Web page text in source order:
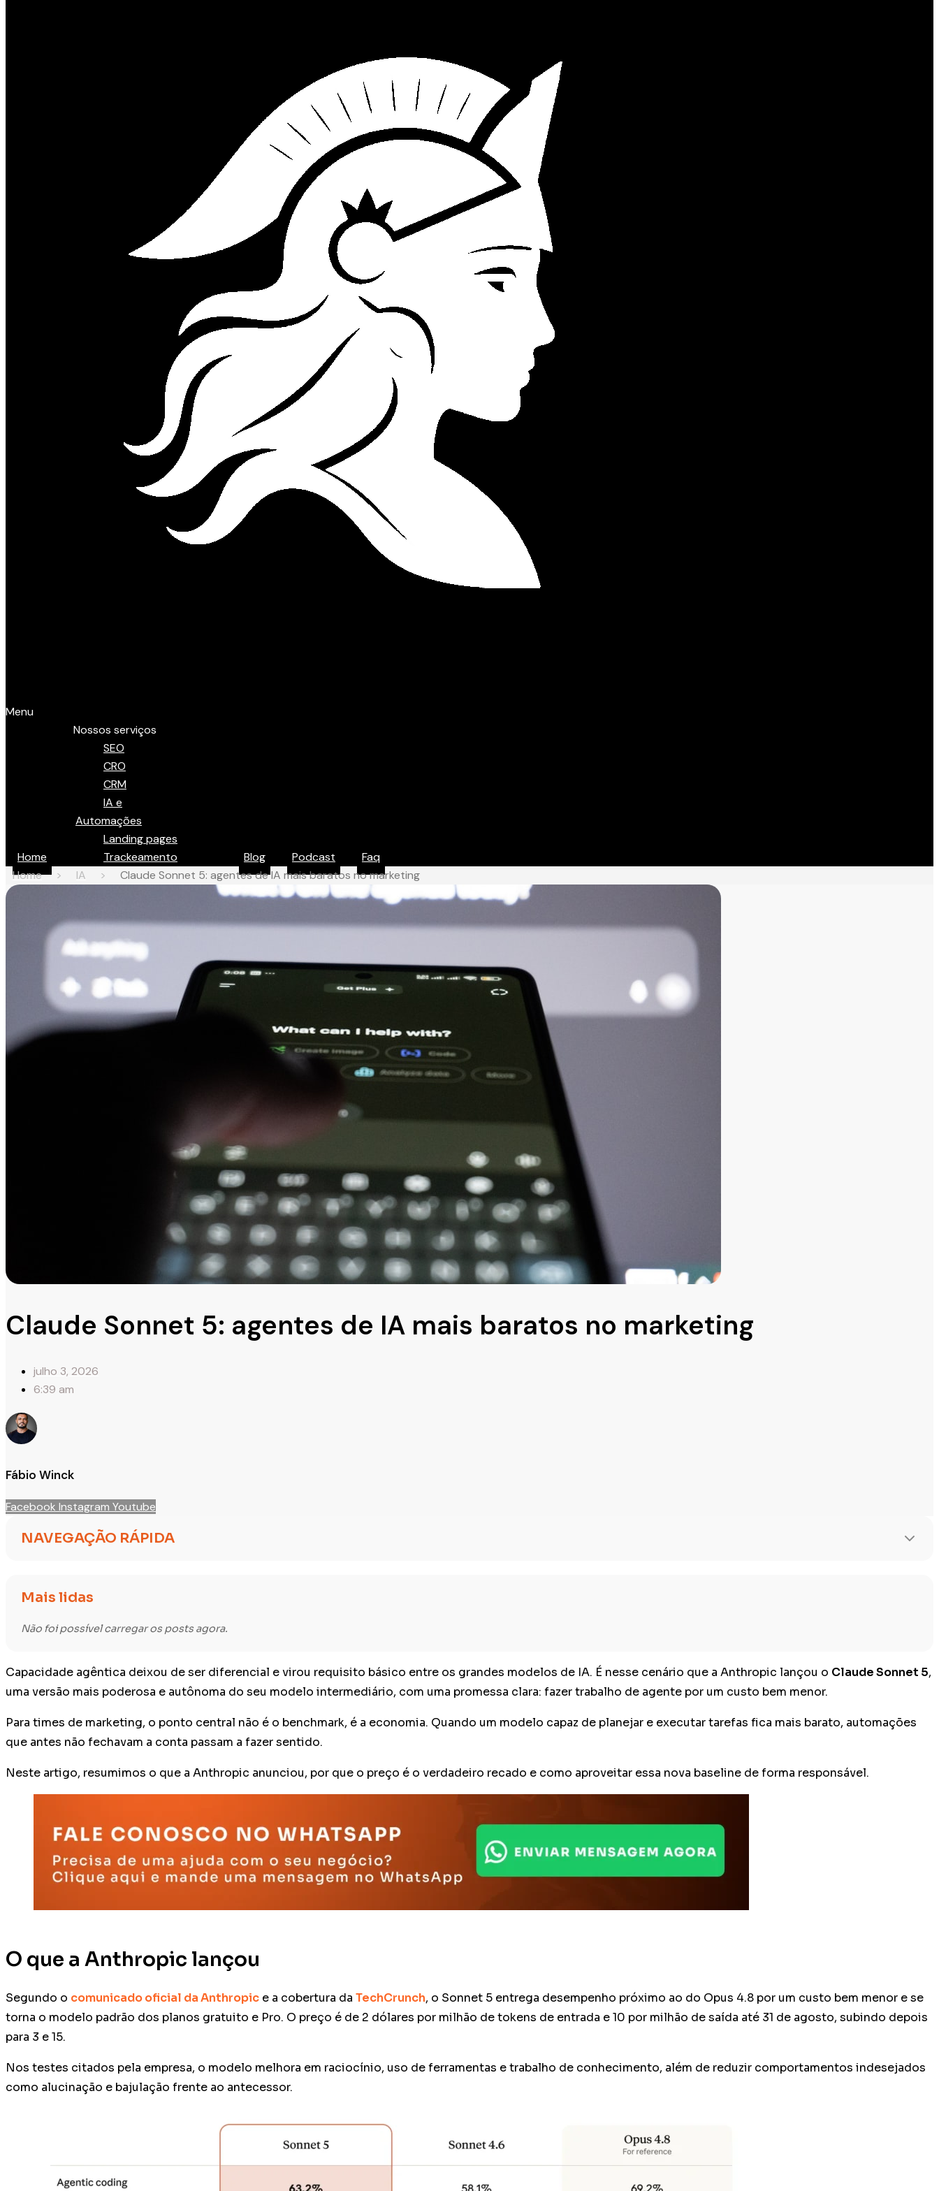
Menu
Home
Nossos serviços
SEO
CRO
CRM
IA e
Automações
Landing pages
Trackeamento
Blog Podcast
Faq
Home
> IA > Claude Sonnet 5: agentes de IA mais baratos no marketing
Claude Sonnet 5: agentes de IA mais baratos no marketing
julho 3, 2026
6:39 am
Fábio Winck
Facebook Instagram Youtube
NAVEGAÇÃO RÁPIDA
Mais lidas
Não foi possível carregar os posts agora.
Capacidade agêntica deixou de ser diferencial e virou requisito básico entre os grandes modelos de IA. É nesse cenário que a Anthropic lançou o Claude Sonnet 5,
uma versão mais poderosa e autônoma do seu modelo intermediário, com uma promessa clara: fazer trabalho de agente por um custo bem menor.
Para times de marketing, o ponto central não é o benchmark, é a economia. Quando um modelo capaz de planejar e executar tarefas fica mais barato, automações
que antes não fechavam a conta passam a fazer sentido.
Neste artigo, resumimos o que a Anthropic anunciou, por que o preço é o verdadeiro recado e como aproveitar essa nova baseline de forma responsável.
O que a Anthropic lançou
Segundo o comunicado oficial da Anthropic e a cobertura da TechCrunch, o Sonnet 5 entrega desempenho próximo ao do Opus 4.8 por um custo bem menor e se
torna o modelo padrão dos planos gratuito e Pro. O preço é de 2 dólares por milhão de tokens de entrada e 10 por milhão de saída até 31 de agosto, subindo depois
para 3 e 15.
Nos testes citados pela empresa, o modelo melhora em raciocínio, uso de ferramentas e trabalho de conhecimento, além de reduzir comportamentos indesejados
como alucinação e bajulação frente ao antecessor.